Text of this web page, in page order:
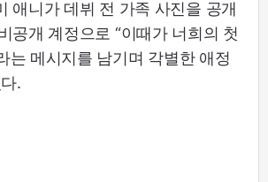
애니가 데뷔 전 가족 사진을 공개
공개 계정으로 “이때가 너희의 첫
는 메시지를 남기며 각별한 애정
.